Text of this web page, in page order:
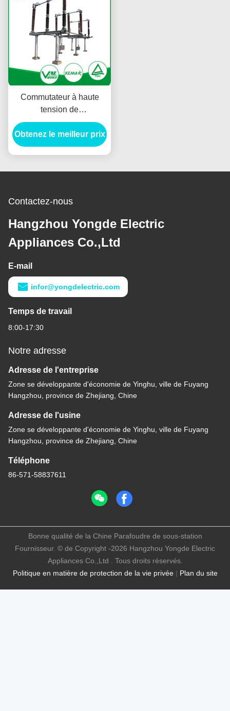
Commutateur à haute
tension de
débranchement de
commutateur de
Disconnector de la série
verrouillage automatique
Obtenez le meilleur prix
Contactez-nous
Hangzhou Yongde Electric
Appliances Co.,Ltd
E-mail
infor@yongdelectric.com
Temps de travail
8:00-17:30
Notre adresse
Adresse de l'entreprise
Zone se développante d'économie de Yinghu, ville de Fuyang
Hangzhou, province de Zhejiang, Chine
Adresse de l'usine
Zone se développante d'économie de Yinghu, ville de Fuyang
Hangzhou, province de Zhejiang, Chine
Téléphone
86-571-58837611
Politique en matière de protection de la vie privée| Plan du site
Bonne qualité de la Chine Parafoudre de sous-station
Fournisseur. © de Copyright -2026 Hangzhou Yongde Electric
Appliances Co.,Ltd . Tous droits réservés.